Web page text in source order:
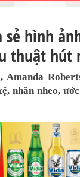
sẻ hình
thuật
Amanda
nhăn nheo,